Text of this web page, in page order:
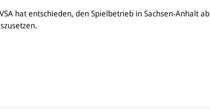
hat entschieden, den Spielbetrieb in Sachsen-Anhalt ab